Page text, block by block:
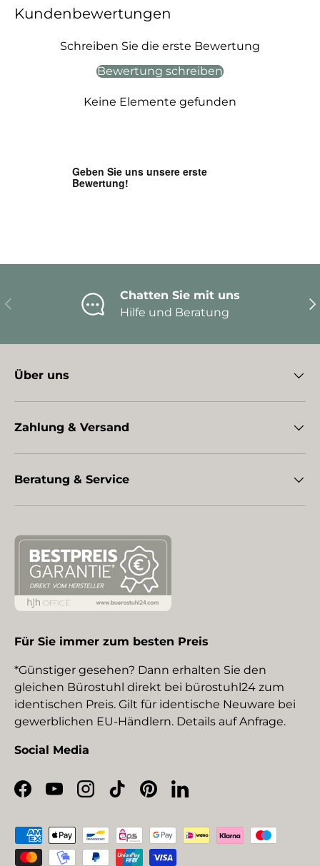
Kundenbewertungen
Schreiben Sie die erste Bewertung
Bewertung schreiben
Keine Elemente gefunden
Vorherige
Chatten Sie mit uns
Hilfe und Beratung
Über uns
Zahlung & Versand
Beratung & Service
Für Sie immer zum besten Preis
*Günstiger gesehen? Dann erhalten Sie den
gleichen Bürostuhl direkt bei bürostuhl24 zum
identischen Preis. Gilt für identische Neuware bei
gewerblichen EU-Händlern. Details auf Anfrage.
Social Media
Facebook
YouTubeInstagram
TikTokPinterestLinkedIn
Zahlungsmethoden